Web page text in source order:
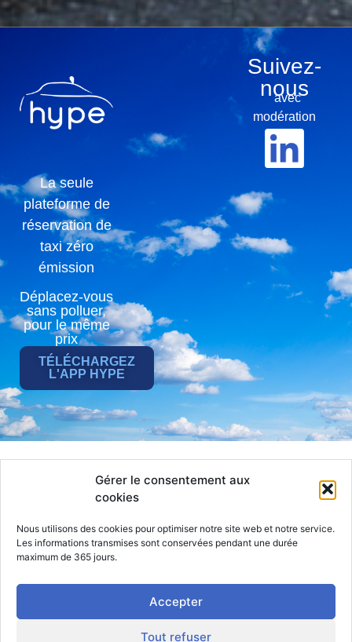
Gérer le consentement aux
cookies
Nous utilisons des cookies pour optimiser notre site web et notre service.
Les informations transmises sont conservées pendant une durée
maximum de 365 jours.
Accepter
Tout refuser
La seule
plateforme de
réservation de
taxi zéro
émission
Déplacez-vous
sans polluer,
pour le même
prix
TÉLÉCHARGEZ
L'APP HYPE
Suivez-
nous
avec
modération
Hype
Actualités
Taxi
Chauffeur
Jobs
CGS